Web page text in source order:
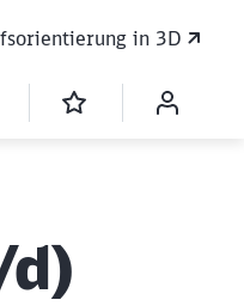
in 3D
d)